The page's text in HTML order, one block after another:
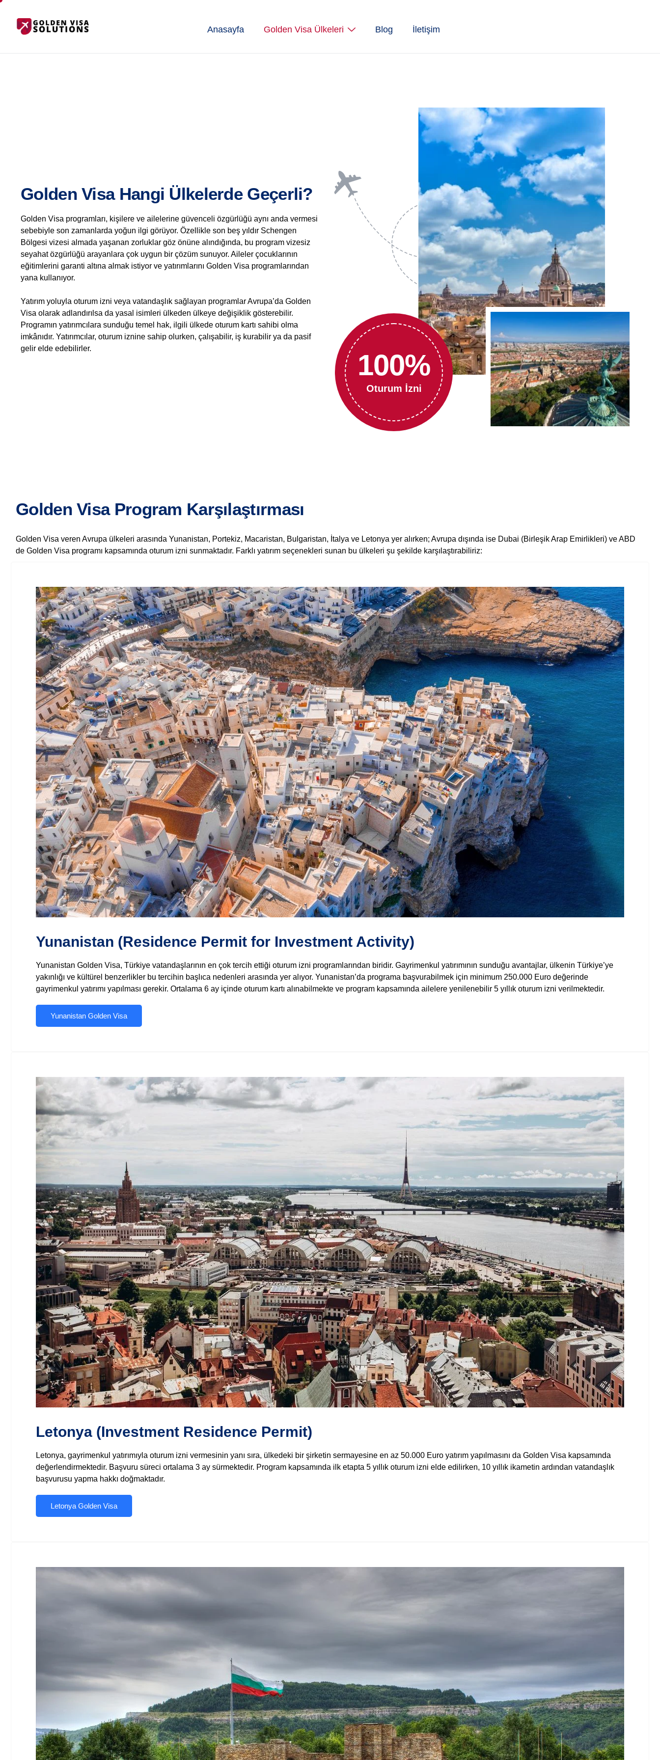
Anasayfa Golden Visa Ülkeleri Blog İletişim
Golden Visa Hangi Ülkelerde Geçerli?
Golden Visa programları, kişilere ve ailelerine güvenceli özgürlüğü aynı anda vermesi
sebebiyle son zamanlarda yoğun ilgi görüyor. Özellikle son beş yıldır Schengen
Bölgesi vizesi almada yaşanan zorluklar göz önüne alındığında, bu program vizesiz
seyahat özgürlüğü arayanlara çok uygun bir çözüm sunuyor. Aileler çocuklarının
eğitimlerini garanti altına almak istiyor ve yatırımlarını Golden Visa programlarından
yana kullanıyor.
Yatırım yoluyla oturum izni veya vatandaşlık sağlayan programlar Avrupa’da Golden
Visa olarak adlandırılsa da yasal isimleri ülkeden ülkeye değişiklik gösterebilir.
Programın yatırımcılara sunduğu temel hak, ilgili ülkede oturum kartı sahibi olma
imkânıdır. Yatırımcılar, oturum iznine sahip olurken, çalışabilir, iş kurabilir ya da pasif
gelir elde edebilirler.
Oturum İzni
100%
Golden Visa Program Karşılaştırması
Golden Visa veren Avrupa ülkeleri arasında Yunanistan, Portekiz, Macaristan, Bulgaristan, İtalya ve Letonya yer alırken; Avrupa dışında ise Dubai (Birleşik Arap Emirlikleri) ve ABD
de Golden Visa programı kapsamında oturum izni sunmaktadır. Farklı yatırım seçenekleri sunan bu ülkeleri şu şekilde karşılaştırabiliriz:
Yunanistan (Residence Permit for Investment Activity)
Yunanistan Golden Visa, Türkiye vatandaşlarının en çok tercih ettiği oturum izni programlarından biridir. Gayrimenkul yatırımının sunduğu avantajlar, ülkenin Türkiye’ye
yakınlığı ve kültürel benzerlikler bu tercihin başlıca nedenleri arasında yer alıyor. Yunanistan’da programa başvurabilmek için minimum 250.000 Euro değerinde
gayrimenkul yatırımı yapılması gerekir. Ortalama 6 ay içinde oturum kartı alınabilmekte ve program kapsamında ailelere yenilenebilir 5 yıllık oturum izni verilmektedir.
Yunanistan Golden Visa
Letonya (Investment Residence Permit)
Letonya, gayrimenkul yatırımıyla oturum izni vermesinin yanı sıra, ülkedeki bir şirketin sermayesine en az 50.000 Euro yatırım yapılmasını da Golden Visa kapsamında
değerlendirmektedir. Başvuru süreci ortalama 3 ay sürmektedir. Program kapsamında ilk etapta 5 yıllık oturum izni elde edilirken, 10 yıllık ikametin ardından vatandaşlık
başvurusu yapma hakkı doğmaktadır.
Letonya Golden Visa